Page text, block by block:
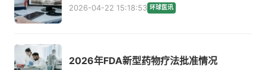
2026-04-22 15:18:53 环球医讯
2026年FDA新型药物疗法批准情况